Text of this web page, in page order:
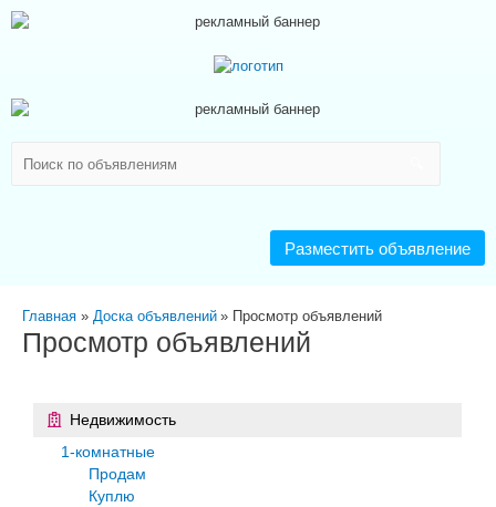
Разместить объявление
Главная Доска объявлений Просмотр объявлений
Просмотр объявлений
Недвижимость
1-комнатные
Продам
Куплю